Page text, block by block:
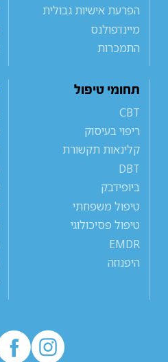
הפרעת אישיות גבולית
מיינדפולנס
התמכרות
תחומי טיפול
CBT
ריפוי בעיסוק
קלינאות תקשורת
DBT
ביופידבק
טיפול משפחתי
טיפול פסיכולוגי
EMDR
היפנוזה